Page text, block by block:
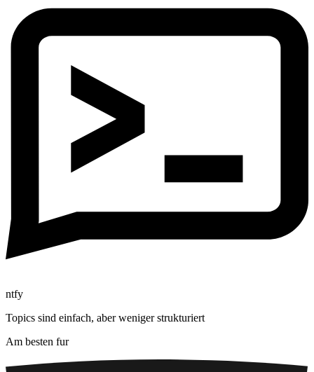
ntfy
Topics sind einfach, aber weniger strukturiert
Am besten fur